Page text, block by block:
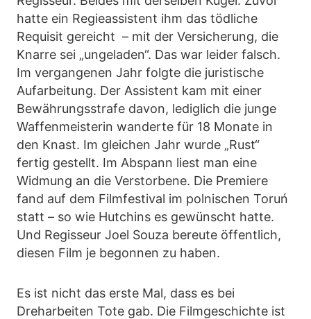
hatte ein Regieassistent ihm das tödliche
Requisit gereicht – mit der Versicherung, die
Knarre sei „ungeladen“. Das war leider falsch.
Im vergangenen Jahr folgte die juristische
Aufarbeitung. Der Assistent kam mit einer
Bewährungsstrafe davon, lediglich die junge
Waffenmeisterin wanderte für 18 Monate in
den Knast. Im gleichen Jahr wurde „Rust“
fertig gestellt. Im Abspann liest man eine
Widmung an die Verstorbene. Die Premiere
fand auf dem Filmfestival im polnischen Toruń
statt – so wie Hutchins es gewünscht hatte.
Und Regisseur Joel Souza bereute öffentlich,
diesen Film je begonnen zu haben.
Es ist nicht das erste Mal, dass es bei
Dreharbeiten Tote gab. Die Filmgeschichte ist